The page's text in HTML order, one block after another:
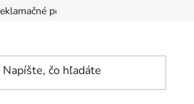
podmienky